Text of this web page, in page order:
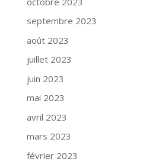
septembre 2023
août 2023
juillet 2023
juin 2023
mai 2023
avril 2023
mars 2023
février 2023